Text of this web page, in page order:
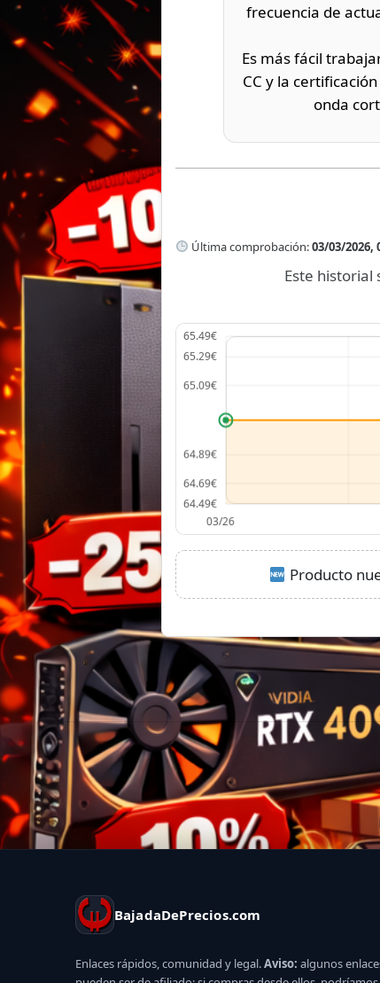
frecuencia de
Es más fácil
CC y la
onda
Última comprobación:03/03/2026,
Este
Producto
BajadaDePrecios.com
Enlaces rápidos, comunidad y legal.Aviso: algunos